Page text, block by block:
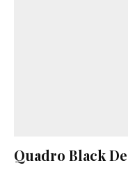
Quadro Black